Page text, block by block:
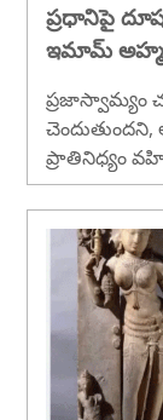
ప్రధానిపై
ఇమామ్
ప్రజాస్వామ్యం
ప్రాతినిధ్యం
లేకుండా ......